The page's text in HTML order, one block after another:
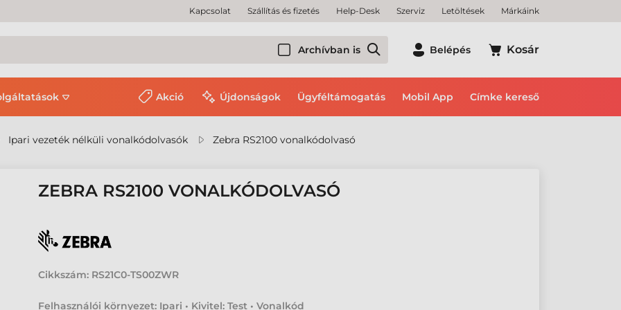
Kapcsolat Szállítás és fizetés Help-Desk Szerviz Letöltések Márkáink
Archívban is Belépés Kosár
Akció Újdonságok Ügyféltámogatás Mobil App Címke kereső
Ipari vezeték nélküli vonalkódolvasók Zebra RS2100 vonalkódolvasó
ZEBRA RS2100 VONALKÓDOLVASÓ
Cikkszám: RS21C0-TS00ZWR
Felhasználói környezet: Ipari • Kivitel: Test • Vonalkód